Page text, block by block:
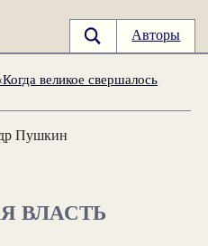
Авторы
великое свершалось
Пушкин
ВЛАСТЬ